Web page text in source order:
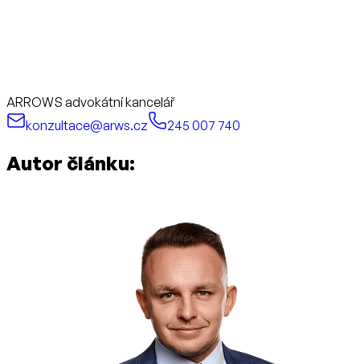
ARROWS advokátní kancelář
konzultace@arws.cz
245 007 740
Autor článku: